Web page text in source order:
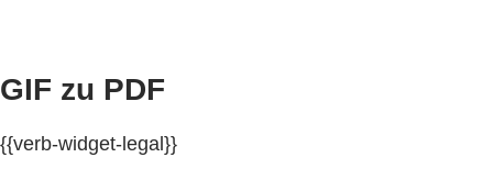
GIF zu PDF
{{verb-widget-legal}}